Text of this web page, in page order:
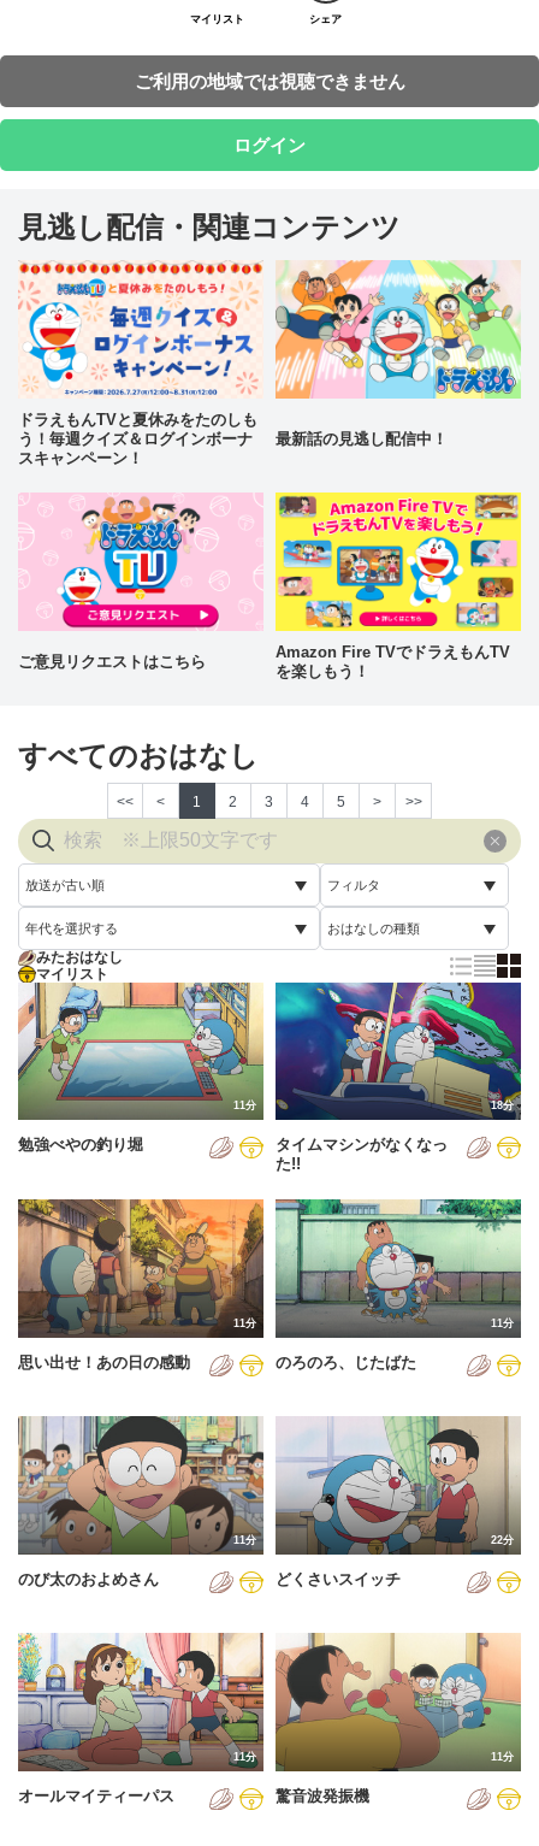
マイリスト シェア
ご利用の地域では視聴できません
ログイン
見逃し配信・関連コンテンツ
ドラえもんTVと夏休みをたのしも
う！毎週クイズ＆ログインボーナ
スキャンペーン！
最新話の見逃し配信中！
ご意見リクエストはこちら
Amazon Fire TVでドラえもんTV
を楽しもう！
すべてのおはなし
<< < 1 2 3 4 5 > >>
放送が古い順
放送が古い順
放送が新しい順
配信が古い順
配信が新しい順
あいうえお順(降順)
動画が長い順
動画が短い順
フィルタ
すべて
未視聴
年代を選択する
すべて
2005年
2006年
2007年
2008年
2011年
2012年
2013年
2014年
2015年
2016年
2017年
2019年
2020年
2021年
2022年
おはなしの種類
通常回
誕生日スペシャル
みたおはなし
マイリスト
11分
勉強べやの釣り堀
18分
タイムマシンがなくなっ
た!!
11分
思い出せ！あの日の感動
11分
のろのろ、じたばた
11分
のび太のおよめさん
22分
どくさいスイッチ
11分
オールマイティーパス
11分
驚音波発振機